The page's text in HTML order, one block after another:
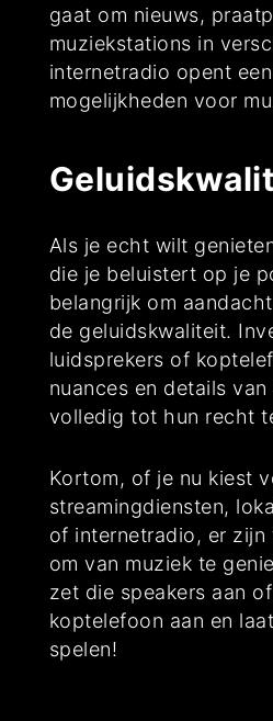
gaat om nieuws,
muziekstations in
internetradio opent
mogelijkheden voor
Als je echt wilt
die je beluistert op je
belangrijk om
de geluidskwaliteit.
luidsprekers of
nuances en details
volledig tot hun recht
Kortom, of je nu kiest
streamingdiensten,
of internetradio, er zijn
om van muziek te
zet die speakers aan
koptelefoon aan en
spelen!